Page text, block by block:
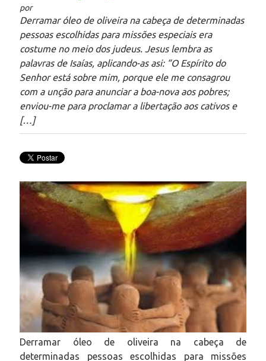
por
Derramar óleo de oliveira na cabeça de determinadas
pessoas escolhidas para missões especiais era
costume no meio dos judeus. Jesus lembra as
palavras de Isaías, aplicando-as asi: “O Espírito do
Senhor está sobre mim, porque ele me consagrou
com a unção para anunciar a boa-nova aos pobres;
enviou-me para proclamar a libertação aos cativos e
[…]
Derramar óleo de oliveira na cabeça de
determinadas pessoas escolhidas para missões